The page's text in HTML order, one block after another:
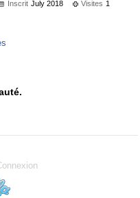
Inscrit July 2018 Visites 1